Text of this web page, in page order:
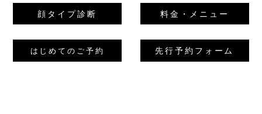
顔タイプ診断 料金・メニュー
はじめてのご予約 先行予約フォーム